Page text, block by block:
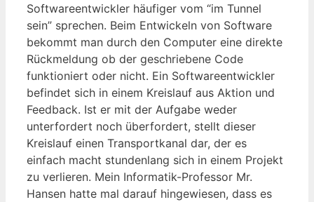
Softwareentwickler häufiger vom “im Tunnel
sein” sprechen. Beim Entwickeln von Software
bekommt man durch den Computer eine direkte
Rückmeldung ob der geschriebene Code
funktioniert oder nicht. Ein Softwareentwickler
befindet sich in einem Kreislauf aus Aktion und
Feedback. Ist er mit der Aufgabe weder
unterfordert noch überfordert, stellt dieser
Kreislauf einen Transportkanal dar, der es
einfach macht stundenlang sich in einem Projekt
zu verlieren. Mein Informatik-Professor Mr.
Hansen hatte mal darauf hingewiesen, dass es